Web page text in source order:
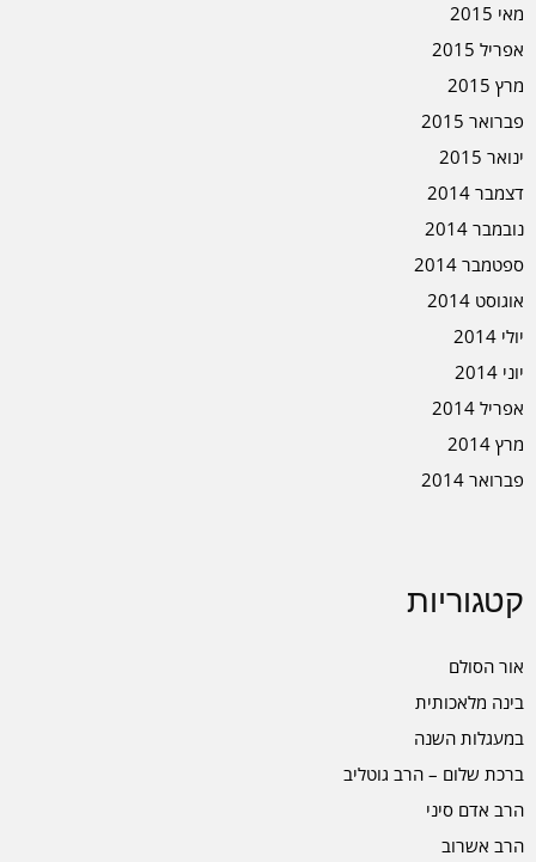
מאי 2015
אפריל 2015
מרץ 2015
פברואר 2015
ינואר 2015
דצמבר 2014
נובמבר 2014
ספטמבר 2014
אוגוסט 2014
יולי 2014
יוני 2014
אפריל 2014
מרץ 2014
פברואר 2014
קטגוריות
אור הסולם
בינה מלאכותית
במעגלות השנה
ברכת שלום – הרב גוטליב
הרב אדם סיני
הרב אשרוב